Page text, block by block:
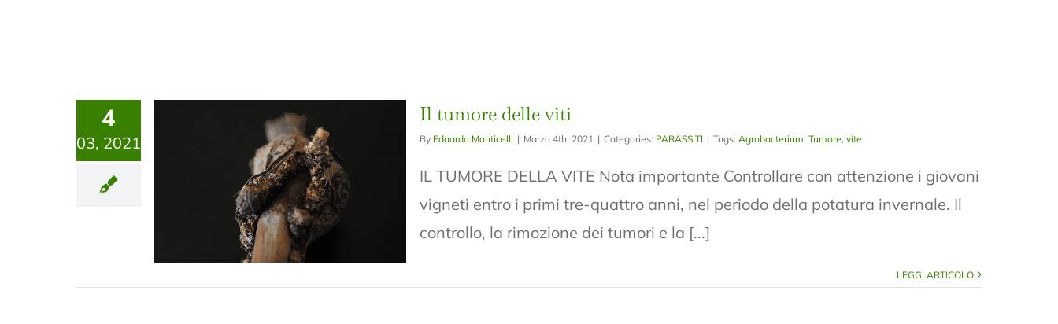
4
03, 2021
Il tumore delle viti
By Edoardo Monticelli | Marzo 4th, 2021 | Categories: PARASSITI | Tags: Agrobacterium, Tumore, vite
IL TUMORE DELLA VITE Nota importante Controllare con attenzione i giovani
vigneti entro i primi tre-quattro anni, nel periodo della potatura invernale. Il
controllo, la rimozione dei tumori e la [...]
LEGGI ARTICOLO